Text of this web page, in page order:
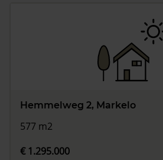
Hemmelweg 2, Markelo
577 m2
€ 1.295.000